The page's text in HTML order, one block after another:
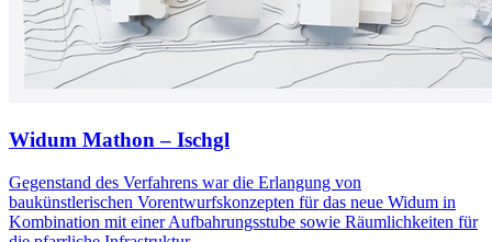
Widum Mathon – Ischgl
Gegenstand des Verfahrens war die Erlangung von
baukünstlerischen Vorentwurfskonzepten für das neue Widum in
Kombination mit einer Aufbahrungsstube sowie Räumlichkeiten für